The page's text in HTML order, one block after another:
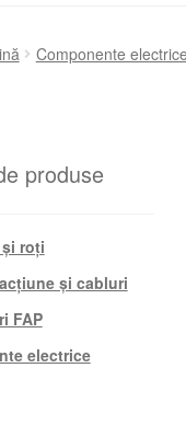
Componente electrice
produse
roți
și cabluri
FAP
electrice